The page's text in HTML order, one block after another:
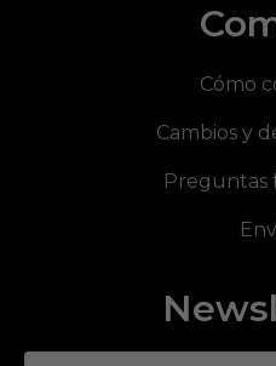
Cómo
Cambios y
Preguntas